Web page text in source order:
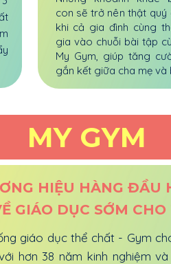
con sẽ trở nên thật quý
khi cả gia đình cùng
gia vào chuỗi bài tập
My Gym, giúp tăng
gắn kết giữa cha mẹ và
giáo dục thể chất - Gym
hơn 38 năm kinh nghiệm
HIỆU HÀNG ĐẦU
GIÁO DỤC SỚM CHO
MY GYM